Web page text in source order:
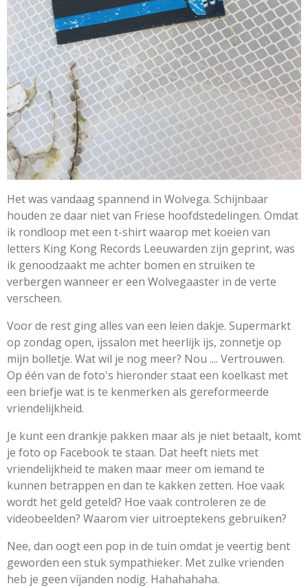
Het was vandaag spannend in Wolvega. Schijnbaar
houden ze daar niet van Friese hoofdstedelingen. Omdat
ik rondloop met een t-shirt waarop met koeien van
letters King Kong Records Leeuwarden zijn geprint, was
ik genoodzaakt me achter bomen en struiken te
verbergen wanneer er een Wolvegaaster in de verte
verscheen.
Voor de rest ging alles van een leien dakje. Supermarkt
op zondag open, ijssalon met heerlijk ijs, zonnetje op
mijn bolletje. Wat wil je nog meer? Nou .... Vertrouwen.
Op één van de foto's hieronder staat een koelkast met
een briefje wat is te kenmerken als gereformeerde
vriendelijkheid.
Je kunt een drankje pakken maar als je niet betaalt, komt
je foto op Facebook te staan. Dat heeft niets met
vriendelijkheid te maken maar meer om iemand te
kunnen betrappen en dan te kakken zetten. Hoe vaak
wordt het geld geteld? Hoe vaak controleren ze de
videobeelden? Waarom vier uitroeptekens gebruiken?
Nee, dan oogt een pop in de tuin omdat je veertig bent
geworden een stuk sympathieker. Met zulke vrienden
heb je geen vijanden nodig. Hahahahaha.